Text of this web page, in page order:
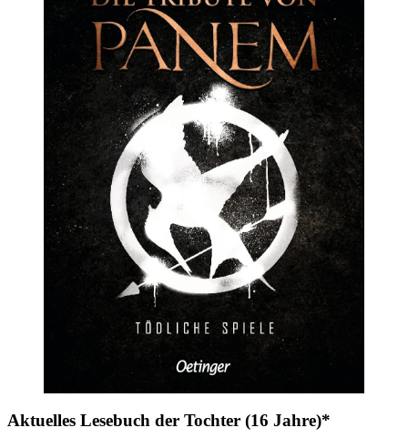
Aktuelles Lesebuch der Tochter (16 Jahre)*